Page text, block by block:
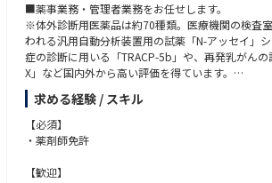
■薬事業務・管理者業務をお任せします。
※体外診断用医薬品は約70種類。医療機関の検査
われる汎用自動分析装置用の試薬「N-アッセイ」
症の診断に用いる「TRACP-5b」や、再発乳がんの
X」など国内外から高い評価を得ています。
＜具体的業務＞
・体外診断薬の薬事承認申請
・薬事承認に関するPMDA対応及び折衝
・関係官庁対応及び折衝
・製造所管理
求める経験 / スキル
【必須】
・薬剤師免許
【歓迎】